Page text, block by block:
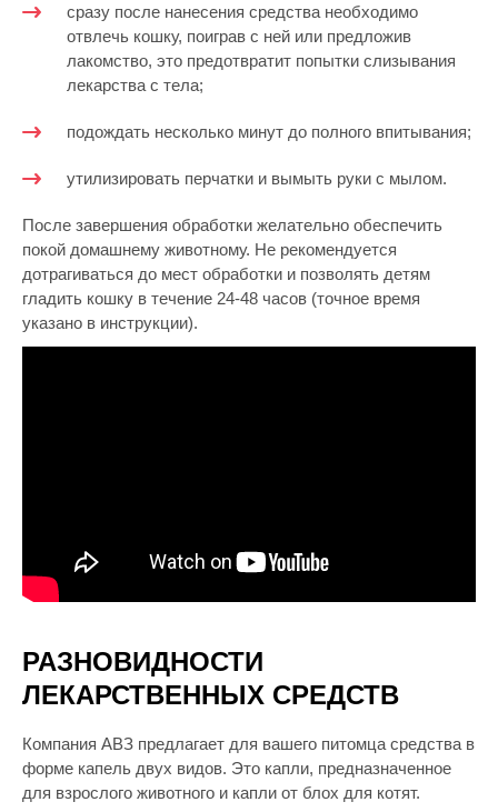
сразу после нанесения средства необходимо
отвлечь кошку, поиграв с ней или предложив
лакомство, это предотвратит попытки слизывания
лекарства с тела;
подождать несколько минут до полного впитывания;
утилизировать перчатки и вымыть руки с мылом.
После завершения обработки желательно обеспечить
покой домашнему животному. Не рекомендуется
дотрагиваться до мест обработки и позволять детям
гладить кошку в течение 24-48 часов (точное время
указано в инструкции).
РАЗНОВИДНОСТИ
ЛЕКАРСТВЕННЫХ СРЕДСТВ
Компания АВЗ предлагает для вашего питомца средства в
форме капель двух видов. Это капли, предназначенное
для взрослого животного и капли от блох для котят.